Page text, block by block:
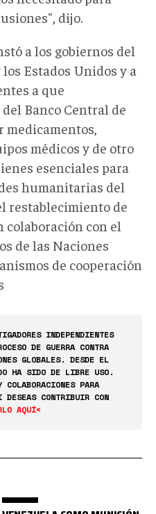
dijo.
a los gobiernos del
Estados Unidos y a
a que
Banco Central de
médicos y de otro
esenciales para
humanitarias del
restablecimiento de
colaboración con el
de las Naciones
de cooperación
INDEPENDIENTES
DE GUERRA CONTRA
GLOBALES. DESDE EL
HA SIDO DE LIBRE USO.
COLABORACIONES PARA
DESEAS CONTRIBUIR CON
AQUÍ<